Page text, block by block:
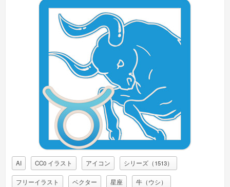
AI CC0 イラスト アイコン シリーズ（1513）
フリーイラスト ベクター 星座 牛（ウシ）